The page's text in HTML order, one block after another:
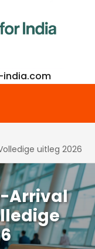
uitleg 2026
Arrival